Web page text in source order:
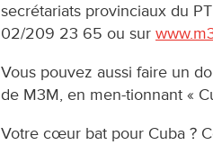
secrétariats provinciaux du
02/209 23 65 ou sur
Vous pouvez aussi faire un
de M3M, en men-tionnant «
Votre cœur bat pour Cuba ?